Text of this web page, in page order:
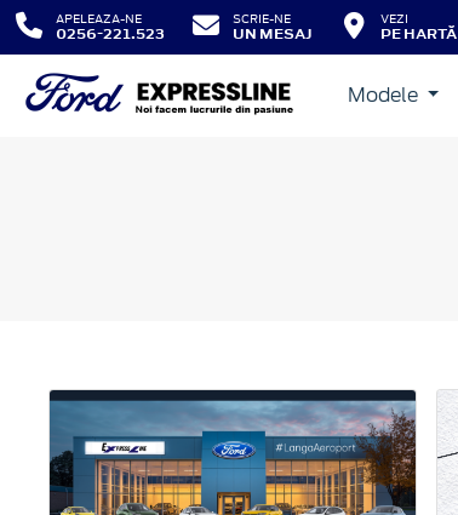
APELEAZA-NE
0256-221.523
SCRIE-NE
UN MESAJ
VEZI
PE HARTĂ
Modele